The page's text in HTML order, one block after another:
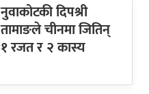
नुवाकोटकी दिपश्री
तामाङले चीनमा जितिन्
१ रजत र २ कास्य